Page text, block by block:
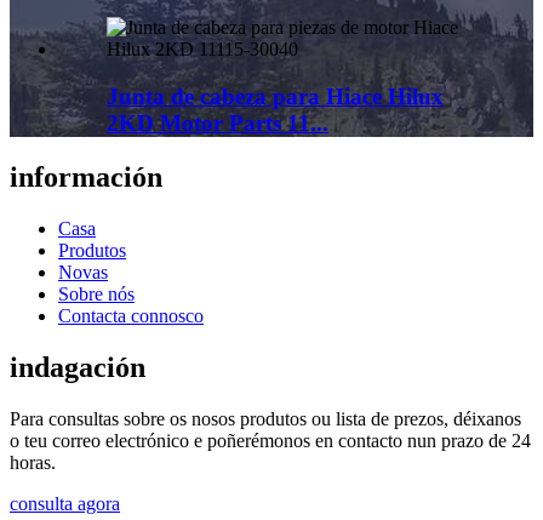
Junta de cabeza para Hiace Hilux
2KD Motor Parts 11...
información
Casa
Produtos
Novas
Sobre nós
Contacta connosco
indagación
Para consultas sobre os nosos produtos ou lista de prezos, déixanos
o teu correo electrónico e poñerémonos en contacto nun prazo de 24
horas.
consulta agora